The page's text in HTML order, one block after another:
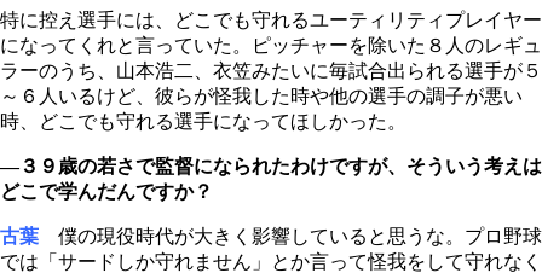
特に控え選手には、どこでも守れるユーティリティプレイヤー
になってくれと言っていた。ピッチャーを除いた８人のレギュ
ラーのうち、山本浩二、衣笠みたいに毎試合出られる選手が５
～６人いるけど、彼らが怪我した時や他の選手の調子が悪い
時、どこでも守れる選手になってほしかった。
―３９歳の若さで監督になられたわけですが、そういう考えは
どこで学んだんですか？
古葉 僕の現役時代が大きく影響していると思うな。プロ野球
では「サードしか守れません」とか言って怪我をして守れなく